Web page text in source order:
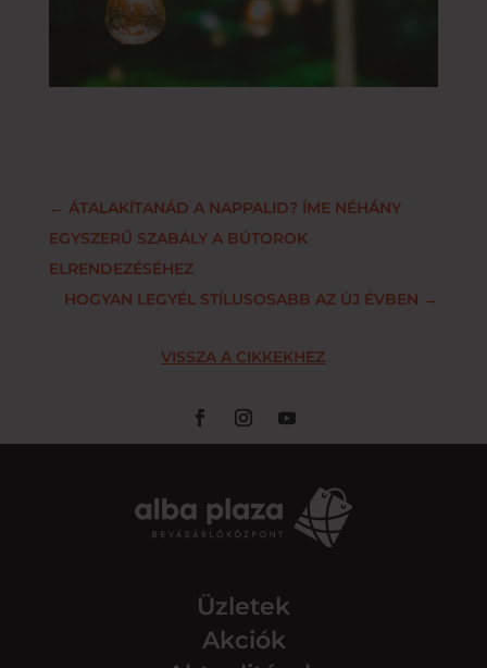
← ÁTALAKÍTANÁD A NAPPALID? ÍME NÉHÁNY
EGYSZERŰ SZABÁLY A BÚTOROK
ELRENDEZÉSÉHEZ
HOGYAN LEGYÉL STÍLUSOSABB AZ ÚJ ÉVBEN →
VISSZA A CIKKEKHEZ
Üzletek
Akciók